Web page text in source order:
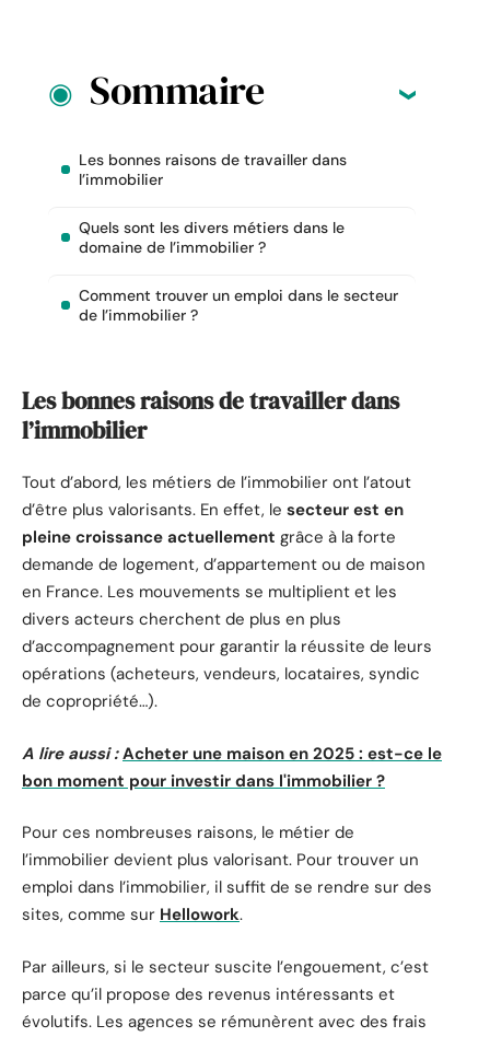
Sommaire
Les bonnes raisons de travailler dans
l’immobilier
Quels sont les divers métiers dans le
domaine de l’immobilier ?
Comment trouver un emploi dans le secteur
de l’immobilier ?
Les bonnes raisons de travailler dans
l’immobilier
Tout d’abord, les métiers de l’immobilier ont l’atout
d’être plus valorisants. En effet, le secteur est en
pleine croissance actuellement grâce à la forte
demande de logement, d’appartement ou de maison
en France. Les mouvements se multiplient et les
divers acteurs cherchent de plus en plus
d’accompagnement pour garantir la réussite de leurs
opérations (acheteurs, vendeurs, locataires, syndic
de copropriété…).
A lire aussi : Acheter une maison en 2025 : est-ce le
bon moment pour investir dans l'immobilier ?
Pour ces nombreuses raisons, le métier de
l’immobilier devient plus valorisant. Pour trouver un
emploi dans l’immobilier, il suffit de se rendre sur des
sites, comme sur Hellowork.
Par ailleurs, si le secteur suscite l’engouement, c’est
parce qu’il propose des revenus intéressants et
évolutifs. Les agences se rémunèrent avec des frais